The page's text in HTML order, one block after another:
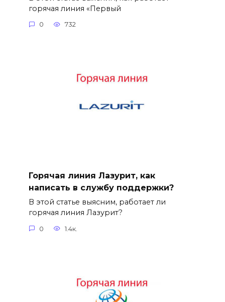
горячая линия «Первый
0 732
Горячая линия Лазурит, как
написать в службу поддержки?
В этой статье выясним, работает ли
горячая линия Лазурит?
0 1.4к.